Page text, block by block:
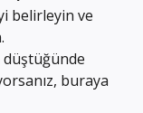
belirleyin ve
buraya